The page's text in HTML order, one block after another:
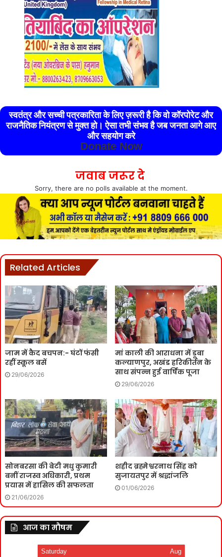
स्वतंत्र और सच्ची पत्रकारिता के लिए ज़रूरी है कि वो कॉरपोरेट और
राजनैतिक नियंत्रण से मुक्त हो। ऐसा तभी संभव है जब जनता आगे आए
और सहयोग करे
Donate Now
जवाब जरूर दे
Sorry, there are no polls available at the moment.
Related Articles
जाम में कैद बचपन:- घंटों फंसी
रहीं स्कूल बसें
29/06/2026
मां काली की आराधना में डूबा
कल्याणपुर, अखंड हरिकीर्तन के
साथ संपन्न हुई वार्षिक पूजा
29/06/2026
सोनबरसा की बेटी मधु कुमारी
बनीं राजस्व अधिकारी, प्रथम
प्रयास में हासिल की सफलता
21/06/2026
शहीद ब्रह्मेश्वरनाथ सिंह को
सुजायतपुर में श्रद्धांजलि
01/06/2026
आज का मौषम
Saturday Aug